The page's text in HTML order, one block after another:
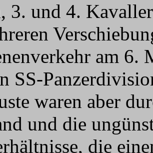
3. und 4.
am 6.
SS-
waren aber
und die
die